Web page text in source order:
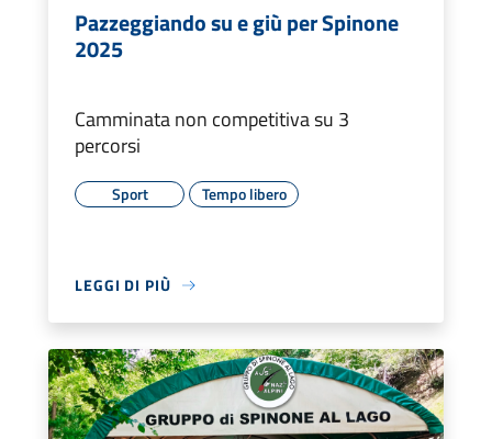
Pazzeggiando su e giù per Spinone
2025
Camminata non competitiva su 3
percorsi
Sport Tempo libero
LEGGI DI PIÙ